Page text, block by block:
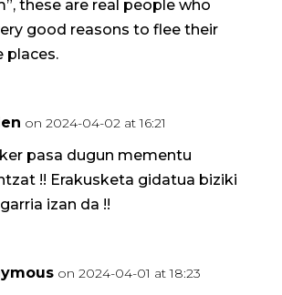
these are real people who
good reasons to flee their
places.
on 2024-04-02 at 16:21
pasa dugun mementu
!! Erakusketa gidatua biziki
izan da !!
on 2024-04-01 at 18:23